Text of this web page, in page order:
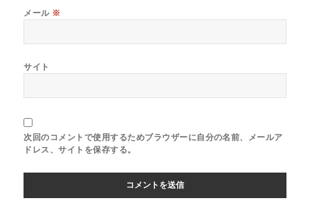
メール ※
サイト
次回のコメントで使用するためブラウザーに自分の名前、メールア
ドレス、サイトを保存する。